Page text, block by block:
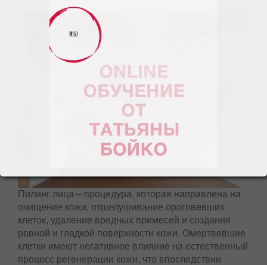
Пилинг лица – процедура, которая направлена
на очищение кожи, отшелушивание ороговевших
клеток, удаление вредных примесей и создания
ровной и гладкой поверхности кожи.
Омертвевшие клетки имеют негативное влияние
на естественный процесс регенерации кожи, что